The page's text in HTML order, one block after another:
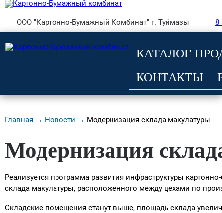
ООО "Картонно-Бумажный Комбинат" г. Туймазы 8
КАТАЛОГ
КОНТАКТЫ
Главная → Новости → Модернизация склада макулатуры
Модернизация
Реализуется программа развития инфраструктуры
склада макулатуры, расположенного между цехами по
Складские помещения станут выше, площадь склада